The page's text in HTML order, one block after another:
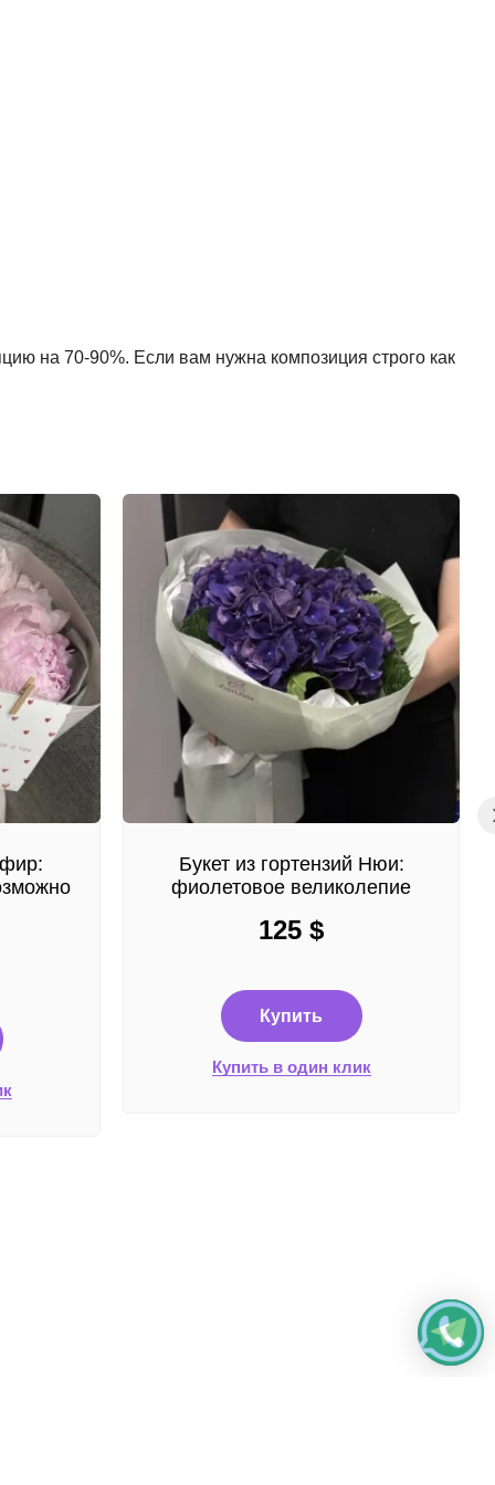
на 70-90%. Если вам нужна композиция строго как
Букет из гортензий Нюи:
фиолетовое великолепие
125 $
Купить
Купить в один клик